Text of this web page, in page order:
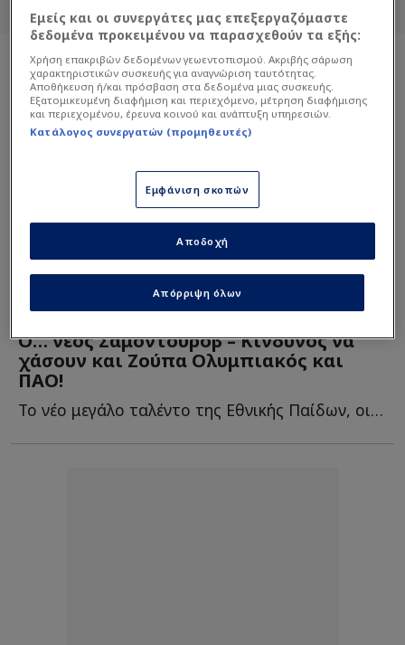
Euroleague| 13/08/2025 - 21:40
Ο… νέος Σαμοντούροβ – Κίνδυνος να
χάσουν και Ζούπα Ολυμπιακός και
ΠΑΟ!
Το νέο μεγάλο ταλέντο της Εθνικής Παίδων, οι εντυπωσιακές τ...
Εμείς και οι συνεργάτες μας επεξεργαζόμαστε
δεδομένα προκειμένου να παρασχεθούν τα εξής:
Χρήση επακριβών δεδομένων γεωεντοπισμού. Ακριβής σάρωση
χαρακτηριστικών συσκευής για αναγνώριση ταυτότητας.
Αποθήκευση ή/και πρόσβαση στα δεδομένα μιας συσκευής.
Εξατομικευμένη διαφήμιση και περιεχόμενο, μέτρηση διαφήμισης
και περιεχομένου, έρευνα κοινού και ανάπτυξη υπηρεσιών.
Κατάλογος συνεργατών (προμηθευτές)
Εμφάνιση σκοπών
Απόρριψη όλων
Αποδοχή